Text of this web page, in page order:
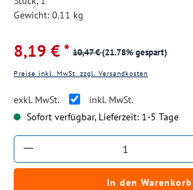
Gewicht: 0.11 kg
8,19 € * 10,47 €(21.78% gespart)
Preise inkl. MwSt. zzgl. Versandkosten
exkl. MwSt.
inkl. MwSt.
Sofort verfügbar, Lieferzeit: 1-5 Tage
Produkt Anzahl: Gib den
In den Warenkorb